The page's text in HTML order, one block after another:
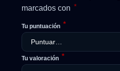
marcados con *
Tu puntuación *
Tu valoración *